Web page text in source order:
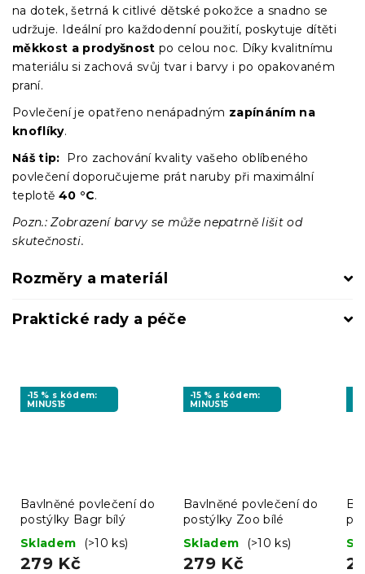
na dotek, šetrná k citlivé dětské pokožce a snadno se
udržuje. Ideální pro každodenní použití, poskytuje dítěti
měkkost a prodyšnost po celou noc. Díky kvalitnímu
materiálu si zachová svůj tvar i barvy i po opakovaném
praní.
Povlečení je opatřeno nenápadným zapínáním na
knoflíky.
Náš tip: Pro zachování kvality vašeho oblíbeného
povlečení doporučujeme prát naruby při maximální
teplotě 40 °C.
Pozn.: Zobrazení barvy se může nepatrně lišit od
skutečnosti.
Rozměry a materiál
Praktické rady a péče
-15 % s kódem:
MINUS15
Bavlněné povlečení do
postýlky Bagr bílý
Skladem
(>10 ks)
279 Kč
-15 % s kódem:
MINUS15
Bavlněné povlečení do
postýlky Zoo bílé
Skladem
(>10 ks)
279 Kč